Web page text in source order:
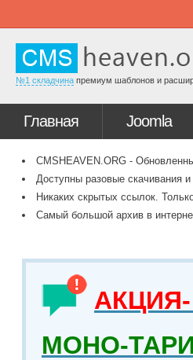
№1 складчина премиум шаблонов и
Главная Joomla
CMSHEAVEN.ORG -
Доступны разовые скачивания и
Никаких скрытых ссылок.
Самый большой архив в
МОНО-